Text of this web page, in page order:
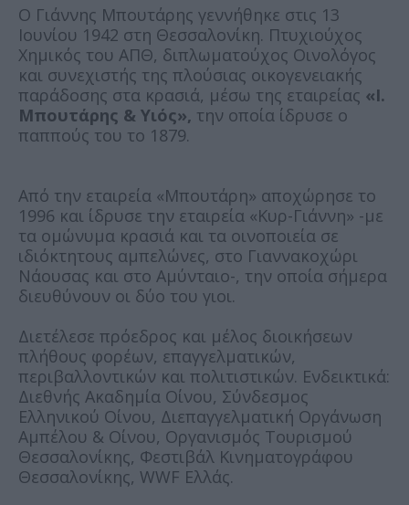
Ο Γιάννης Μπουτάρης γεννήθηκε στις 13
Ιουνίου 1942 στη Θεσσαλονίκη. Πτυχιούχος
Χημικός του ΑΠΘ, διπλωματούχος Οινολόγος
και συνεχιστής της πλούσιας οικογενειακής
παράδοσης στα κρασιά, μέσω της εταιρείας «Ι.
Μπουτάρης & Υιός», την οποία ίδρυσε ο
παππούς του το 1879.
Από την εταιρεία «Μπουτάρη» αποχώρησε το
1996 και ίδρυσε την εταιρεία «Κυρ-Γιάννη» -με
τα ομώνυμα κρασιά και τα οινοποιεία σε
ιδιόκτητους αμπελώνες, στο Γιαννακοχώρι
Νάουσας και στο Αμύνταιο-, την οποία σήμερα
διευθύνουν οι δύο του γιοι.
Διετέλεσε πρόεδρος και μέλος διοικήσεων
πλήθους φορέων, επαγγελματικών,
περιβαλλοντικών και πολιτιστικών. Ενδεικτικά:
Διεθνής Ακαδημία Οίνου, Σύνδεσμος
Ελληνικού Οίνου, Διεπαγγελματική Οργάνωση
Αμπέλου & Οίνου, Οργανισμός Τουρισμού
Θεσσαλονίκης, Φεστιβάλ Κινηματογράφου
Θεσσαλονίκης, WWF Ελλάς.